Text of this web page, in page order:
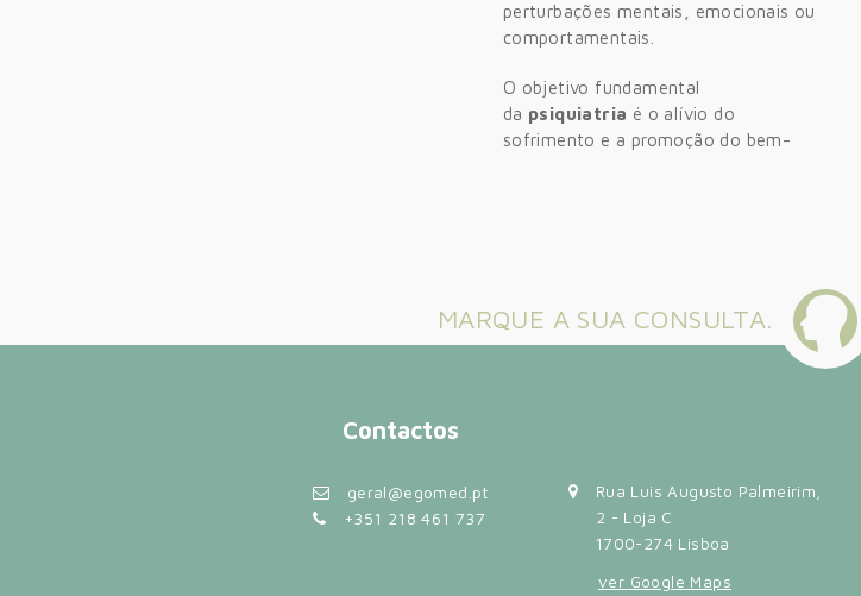
perturbações mentais, emocionais ou
comportamentais.
O objetivo fundamental
da psiquiatria é o alívio do
sofrimento e a promoção do bem-
MARQUE A SUA CONSULTA.
Contactos
geral@egomed.pt
+351 218 461 737
Rua Luis Augusto Palmeirim,
2 - Loja C
1700-274 Lisboa
ver Google Maps